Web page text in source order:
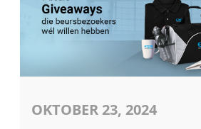
OKTOBER 23, 2024